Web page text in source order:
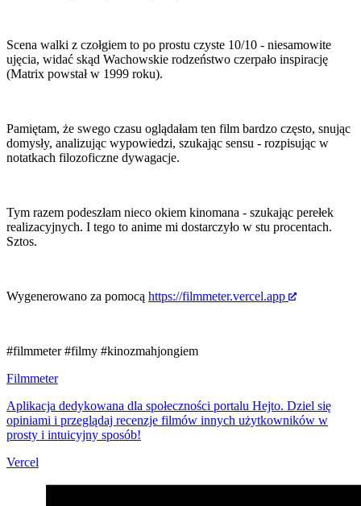
Scena walki z czołgiem to po prostu czyste 10/10 - niesamowite
ujęcia, widać skąd Wachowskie rodzeństwo czerpało inspirację
(Matrix powstał w 1999 roku).
Pamiętam, że swego czasu oglądałam ten film bardzo często, snując
domysły, analizując wypowiedzi, szukając sensu - rozpisując w
notatkach filozoficzne dywagacje.
Tym razem podeszłam nieco okiem kinomana - szukając perełek
realizacyjnych. I tego to anime mi dostarczyło w stu procentach.
Sztos.
Wygenerowano za pomocą https://filmmeter.vercel.app
#filmmeter #filmy #kinozmahjongiem
Filmmeter
Aplikacja dedykowana dla społeczności portalu Hejto. Dziel się
opiniami i przeglądaj recenzje filmów innych użytkowników w
prosty i intuicyjny sposób!
Vercel